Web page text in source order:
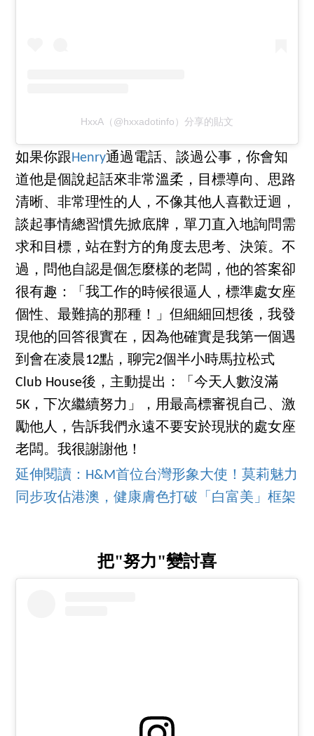
HxxA（@hxxadotinfo）分享的貼文
如果你跟 Henry通過電話、談過公事，你會知
道他是個說起話來非常溫柔，目標導向、思路
清晰、非常理性的人，不像其他人喜歡迂迴，
談起事情總習慣先掀底牌，單刀直入地詢問需
求和目標，站在對方的角度去思考、決策。不
過，問他自認是個怎麼樣的老闆，他的答案卻
很有趣：「我工作的時候很逼人，標準處女座
個性、最難搞的那種！」但細細回想後，我發
現他的回答很實在，因為他確實是我第一個遇
到會在凌晨12點，聊完2個半小時馬拉松式
Club House後，主動提出：「今天人數沒滿
5K，下次繼續努力」，用最高標審視自己、激
勵他人，告訴我們永遠不要安於現狀的處女座
老闆。我很謝謝他！
延伸閱讀：H&M首位台灣形象大使！莫莉魅力
同步攻佔港澳，健康膚色打破「白富美」框架
把"努力"變討喜